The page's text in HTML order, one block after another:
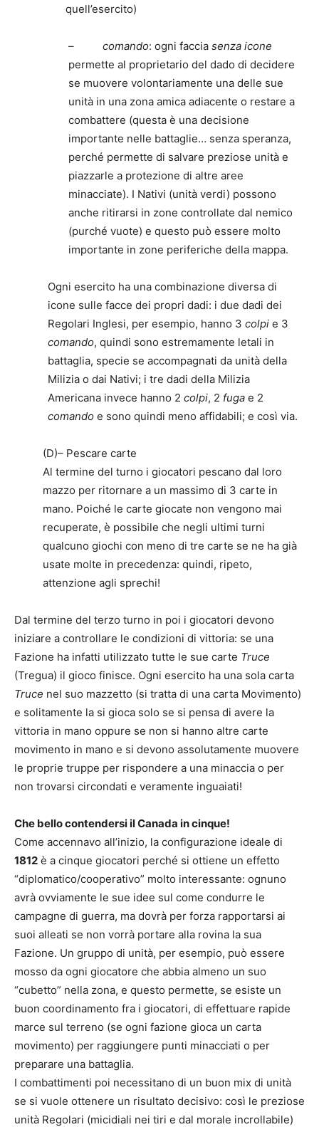
quell’esercito)
– comando: ogni faccia senza icone
permette al proprietario del dado di decidere
se muovere volontariamente una delle sue
unità in una zona amica adiacente o restare a
combattere (questa è una decisione
importante nelle battaglie… senza speranza,
perché permette di salvare preziose unità e
piazzarle a protezione di altre aree
minacciate). I Nativi (unità verdi) possono
anche ritirarsi in zone controllate dal nemico
(purché vuote) e questo può essere molto
importante in zone periferiche della mappa.
Ogni esercito ha una combinazione diversa di
icone sulle facce dei propri dadi: i due dadi dei
Regolari Inglesi, per esempio, hanno 3colpie 3
comando, quindi sono estremamente letali in
battaglia, specie se accompagnati da unità della
Milizia o dai Nativi; i tre dadi della Milizia
Americana invece hanno 2colpi, 2 fugae 2
comandoe sono quindi meno affidabili; e così via.
(D)– Pescare carte
Al termine del turno i giocatori pescano dal loro
mazzo per ritornare a un massimo di 3 carte in
mano. Poiché le carte giocate non vengono mai
recuperate, è possibile che negli ultimi turni
qualcuno giochi con meno di tre carte se ne ha già
usate molte in precedenza: quindi, ripeto,
attenzione agli sprechi!
Dal termine del terzo turno in poi i giocatori devono
iniziare a controllare le condizioni di vittoria: se una
Fazione ha infatti utilizzato tutte le sue carte Truce
(Tregua) il gioco finisce. Ogni esercito ha una sola carta
Truce nel suo mazzetto (si tratta di una carta Movimento)
e solitamente la si gioca solo se si pensa di avere la
vittoria in mano oppure se non si hanno altre carte
movimento in mano e si devono assolutamente muovere
le proprie truppe per rispondere a una minaccia o per
non trovarsi circondati e veramente inguaiati!
Che bello contendersi il Canada in cinque!
Come accennavo all’inizio, la configurazione ideale di
1812 è a cinque giocatori perché si ottiene un effetto
“diplomatico/cooperativo” molto interessante: ognuno
avrà ovviamente le sue idee sul come condurre le
campagne di guerra, ma dovrà per forza rapportarsi ai
suoi alleati se non vorrà portare alla rovina la sua
Fazione. Un gruppo di unità, per esempio, può essere
mosso da ogni giocatore che abbia almeno un suo
“cubetto” nella zona, e questo permette, se esiste un
buon coordinamento fra i giocatori, di effettuare rapide
marce sul terreno (se ogni fazione gioca un carta
movimento) per raggiungere punti minacciati o per
preparare una battaglia.
I combattimenti poi necessitano di un buon mix di unità
se si vuole ottenere un risultato decisivo: così le preziose
unità Regolari (micidiali nei tiri e dal morale incrollabile)